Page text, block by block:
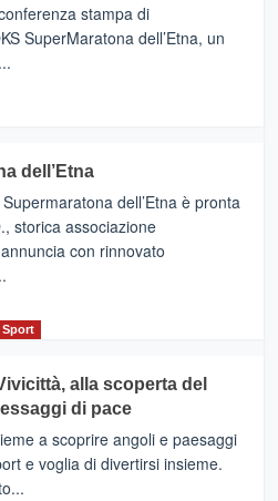
stampa di
SuperMaratona dell’Etna, un
dell’Etna
dell’Etna è pronta
storica associazione
con rinnovato
Sport
alla scoperta del
di pace
a scoprire angoli e paesaggi
e voglia di divertirsi insieme.